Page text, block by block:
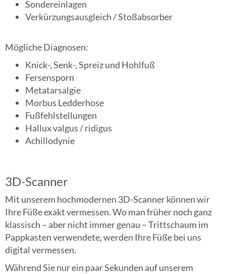
Sondereinlagen
Verkürzungsausgleich / Stoßabsorber
Mögliche Diagnosen:
Knick-, Senk-, Spreiz und Hohlfuß
Fersensporn
Metatarsalgie
Morbus Ledderhose
Fußfehlstellungen
Hallux valgus / ridigus
Achillodynie
3D-Scanner
Mit unserem hochmodernen 3D-Scanner können wir
Ihre Füße exakt vermessen. Wo man früher noch ganz
klassisch – aber nicht immer genau – Trittschaum im
Pappkasten verwendete, werden Ihre Füße bei uns
digital vermessen.
Während Sie nur ein paar Sekunden auf unserem